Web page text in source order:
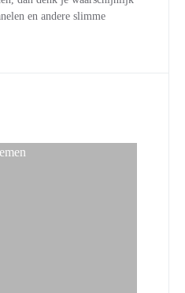
en andere slimme